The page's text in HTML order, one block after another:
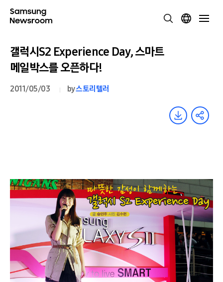
갤럭시S2 Experience Day, 스마트
메일박스를 오픈하다!
2011/05/03 by스토리텔러